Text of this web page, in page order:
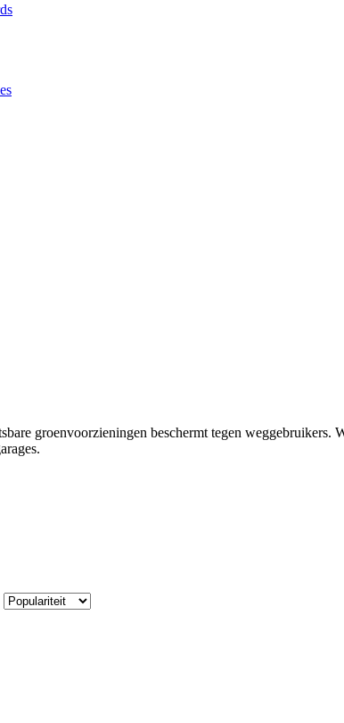
groenvoorzieningen beschermt tegen